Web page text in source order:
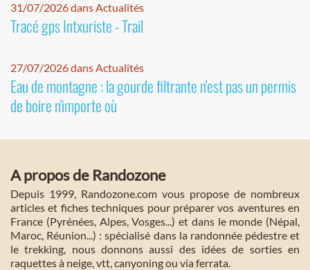
31/07/2026 dans Actualités
Tracé gps Intxuriste - Trail
27/07/2026 dans Actualités
Eau de montagne : la gourde filtrante n'est pas un permis
de boire n'importe où
A propos de Randozone
Depuis 1999, Randozone.com vous propose de nombreux
articles et fiches techniques pour préparer vos aventures en
France (Pyrénées, Alpes, Vosges...) et dans le monde (Népal,
Maroc, Réunion...) : spécialisé dans la randonnée pédestre et
le trekking, nous donnons aussi des idées de sorties en
raquettes à neige, vtt, canyoning ou via ferrata.